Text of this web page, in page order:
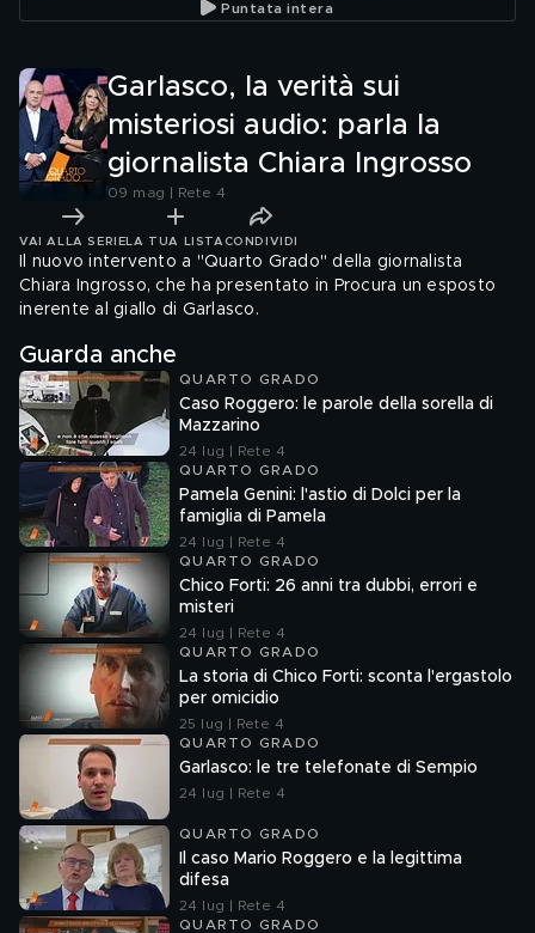
arrestato
Puntata intera
Garlasco, la verità sui
misteriosi audio: parla la
giornalista Chiara Ingrosso
09 mag | Rete 4
VAI ALLA SERIE LA TUA LISTA CONDIVIDI
Il nuovo intervento a "Quarto Grado" della giornalista
Chiara Ingrosso, che ha presentato in Procura un esposto
inerente al giallo di Garlasco.
Guarda anche
QUARTO GRADO
Caso Roggero: le parole della sorella di
Mazzarino
24 lug | Rete 4
QUARTO GRADO
Pamela Genini: l'astio di Dolci per la
famiglia di Pamela
24 lug | Rete 4
QUARTO GRADO
Chico Forti: 26 anni tra dubbi, errori e
misteri
24 lug | Rete 4
QUARTO GRADO
La storia di Chico Forti: sconta l'ergastolo
per omicidio
25 lug | Rete 4
QUARTO GRADO
Garlasco: le tre telefonate di Sempio
24 lug | Rete 4
QUARTO GRADO
Il caso Mario Roggero e la legittima
difesa
24 lug | Rete 4
QUARTO GRADO